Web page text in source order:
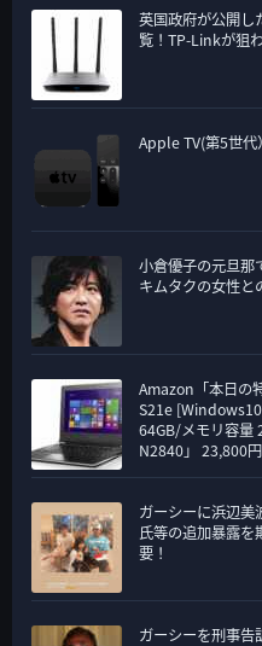
英国政府が公開し
覧！TP-Linkが狙
Apple TV(第5世代
小倉優子の元旦那
キムタクの女性と
Amazon「本日の
S21e
64GB/メモリ容
N2840」 23,800円
ガーシーに浜辺美
氏等の追加暴露を
要！
ガーシーを刑事告